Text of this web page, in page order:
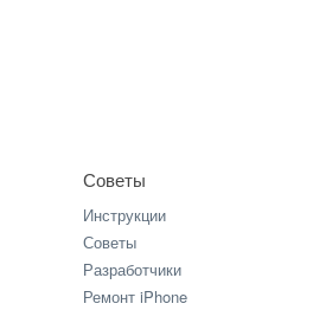
Советы
Инструкции
Советы
Разработчики
Ремонт iPhone